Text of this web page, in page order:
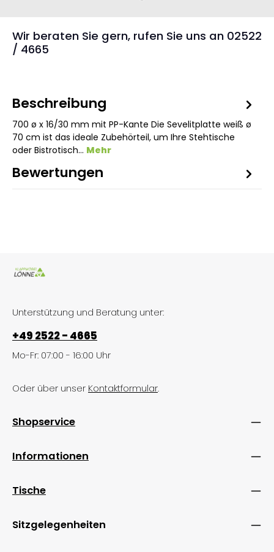
Wir beraten Sie gern, rufen Sie uns an 02522
/ 4665
Beschreibung
700 ø x 16/30 mm mit PP-Kante Die Sevelitplatte weiß ø
70 cm ist das ideale Zubehörteil, um Ihre Stehtische
oder Bistrotisch… Mehr
Bewertungen
Unterstützung und Beratung unter:
+49 2522 - 4665
Mo-Fr: 07:00 - 16:00 Uhr
Oder über unser Kontaktformular.
Shopservice
Informationen
Tische
Sitzgelegenheiten